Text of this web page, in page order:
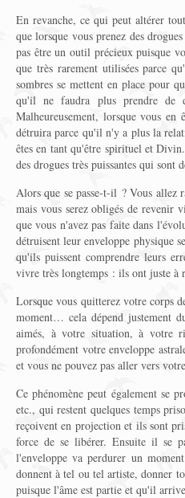
En revanche, ce qui peut altérer
que lorsque vous prenez des
pas être un outil précieux puisque
que très rarement utilisées parce
sombres se mettent en place pour
qu'il ne faudra plus prendre de
Malheureusement, lorsque vous
détruira parce qu'il n'y a plus la
êtes en tant qu'être spirituel et
des drogues très puissantes qui sont
Alors que se passe-t-il ? Vous
mais vous serez obligés de revenir
que vous n'avez pas faite dans
détruisent leur enveloppe physique
qu'ils puissent comprendre leurs
vivre très longtemps : ils ont juste à
Lorsque vous quitterez votre corps
moment… cela dépend justement
aimés, à votre situation, à votre
profondément votre enveloppe
et vous ne pouvez pas aller vers
Ce phénomène peut également se
etc., qui restent quelques temps
reçoivent en projection et ils sont
force de se libérer. Ensuite il se
l'enveloppe va perdurer un
donnent à tel ou tel artiste, donner
puisque l'âme est partie et qu'il